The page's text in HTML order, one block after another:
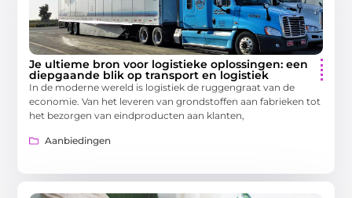
Je ultieme bron voor logistieke oplossingen: een
diepgaande blik op transport en logistiek
In de moderne wereld is logistiek de ruggengraat van de
economie. Van het leveren van grondstoffen aan fabrieken tot
het bezorgen van eindproducten aan klanten,
Aanbiedingen